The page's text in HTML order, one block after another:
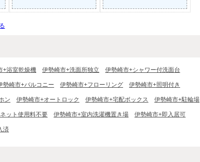
+浴室乾燥機 伊勢崎市+洗面所独立 伊勢崎市+シャワー付洗面台
勢崎市+バルコニー 伊勢崎市+フローリング 伊勢崎市+照明付き
ン 伊勢崎市+オートロック 伊勢崎市+宅配ボックス 伊勢崎市+駐輪場
ット使用料不要 伊勢崎市+室内洗濯機置き場 伊勢崎市+即入居可
済